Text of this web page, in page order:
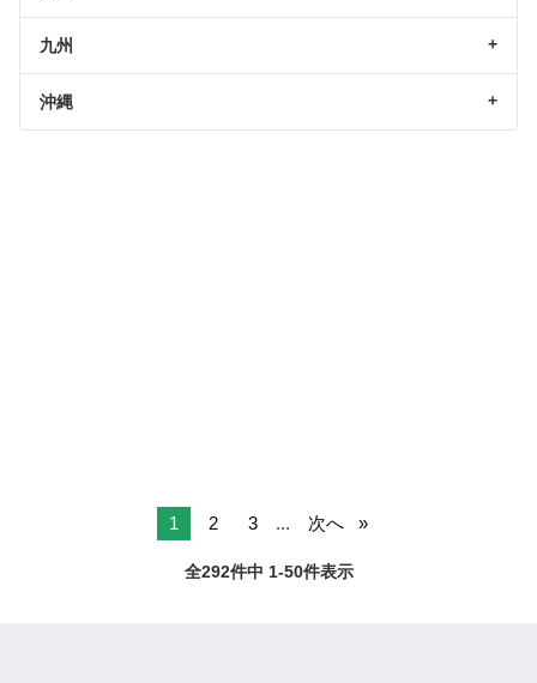
九州
沖縄
1 2 3 ... 次へ
全292件中 1-50件表示